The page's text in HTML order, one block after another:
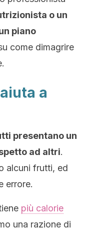
o un
piano
come dimagrire
a
presentano un
ad altri.
alcuni frutti, ed
errore.
più calorie
una razione di